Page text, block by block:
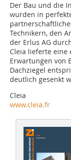
Der Bau und die
wurden in
Technikern, den
der Erlus AG
Cleia lieferte eine
Erwartungen von
Dachziegel
deutlich gesenkt
Cleia
www.cleia.fr